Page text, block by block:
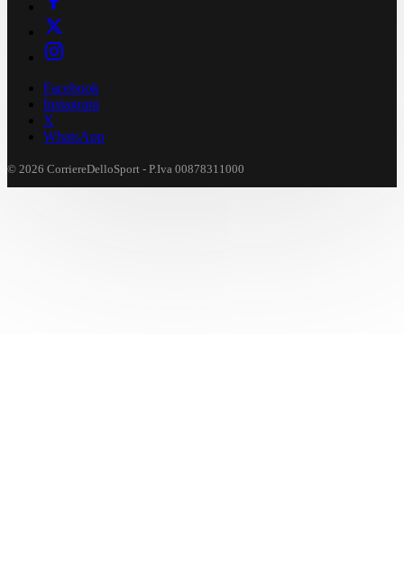
Facebook
Instagram
X
WhatsApp
© 2026 CorriereDelloSport - P.Iva 00878311000